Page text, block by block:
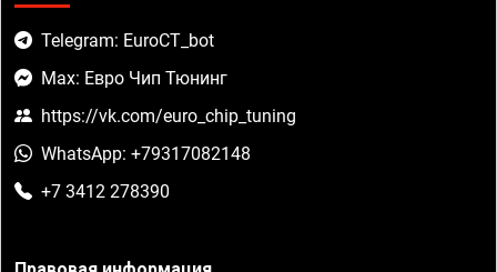
Telegram: EuroCT_bot
Max: Евро Чип Тюнинг
https://vk.com/euro_chip_tuning
WhatsApp: +79317082148
+7 3412 278390